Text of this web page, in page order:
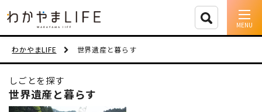
イベント情報
人に会う
わかやまLIFE 世界遺産と暮らす
しごとを探す
世界遺産と暮らす